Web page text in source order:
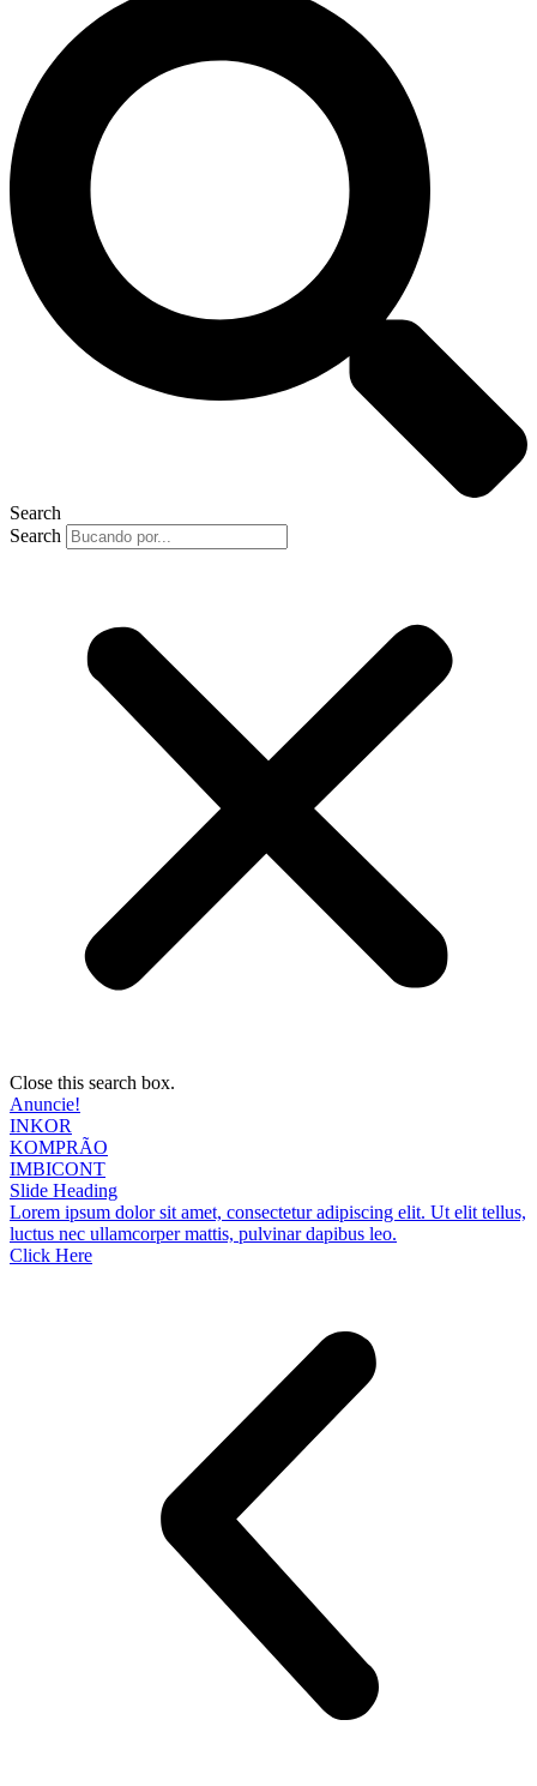
Search
Search
Close this search box.
Anuncie!
INKOR
KOMPRÃO
IMBICONT
Slide Heading
Lorem ipsum dolor sit amet, consectetur adipiscing elit. Ut elit tellus,
luctus nec ullamcorper mattis, pulvinar dapibus leo.
Click Here